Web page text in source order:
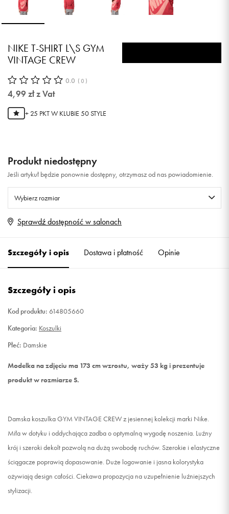
NIKE T-SHIRT L\S GYM
VINTAGE CREW
0.0 ( 0 )
4,99 złz Vat
+ 25 PKT W KLUBIE 50 STYLE
Produkt niedostępny
Jeśli artykuł będzie ponownie dostępny, otrzymasz od nas powiadomienie.
Wybierz rozmiar
XS Powiadom o dostępności
S Powiadom o dostępności
Sprawdź dostępność w salonach
Szczegóły i opis Dostawa i płatność Opinie
Szczegóły i opis
Kod produktu: 614805660
Kategoria: Koszulki
Płeć: Damskie
Modelka na zdjęciu ma 173 cm wzrostu, waży 53 kg i prezentuje
produkt w rozmiarze S.
Damska koszulka GYM VINTAGE CREW z jesiennej kolekcji marki Nike.
Miła w dotyku i oddychająca zadba o optymalną wygodę noszenia. Luźny
krój i szeroki dekolt pozwolą na dużą swobodę ruchów. Szerokie i elastyczne
ściągacze poprawią dopasowanie. Duże logowanie i jasna kolorystyka
ożywiają design całości. Ciekawa propozycja na uzupełnienie luźniejszych
stylizacji.